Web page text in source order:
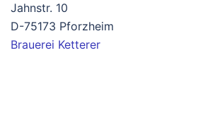
Jahnstr. 10
D-75173 Pforzheim
Brauerei Ketterer